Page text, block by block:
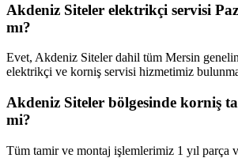
Akdeniz Siteler elektrikçi servisi
mı?
Evet, Akdeniz Siteler dahil tüm Mersin
elektrikçi ve korniş servisi hizmetimiz
Akdeniz Siteler bölgesinde korniş
mi?
Tüm tamir ve montaj işlemlerimiz 1 yıl parça